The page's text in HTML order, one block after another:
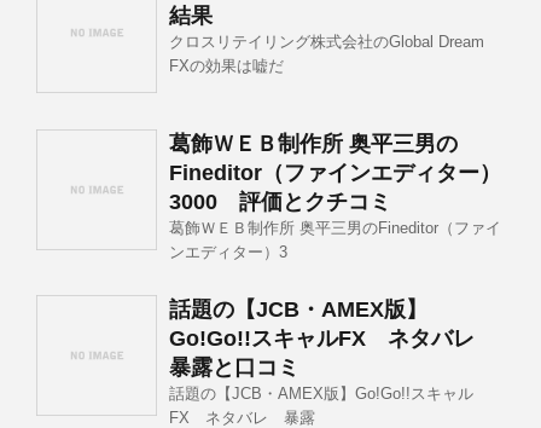
結果
クロスリテイリング株式会社のGlobal Dream
FXの効果は嘘だ
葛飾ＷＥＢ制作所 奥平三男の
Fineditor（ファインエディター）
3000 評価とクチコミ
葛飾ＷＥＢ制作所 奥平三男のFineditor（ファイ
ンエディター）3
話題の【JCB・AMEX版】
Go!Go!!スキャルFX ネタバレ
暴露と口コミ
話題の【JCB・AMEX版】Go!Go!!スキャル
FX ネタバレ 暴露